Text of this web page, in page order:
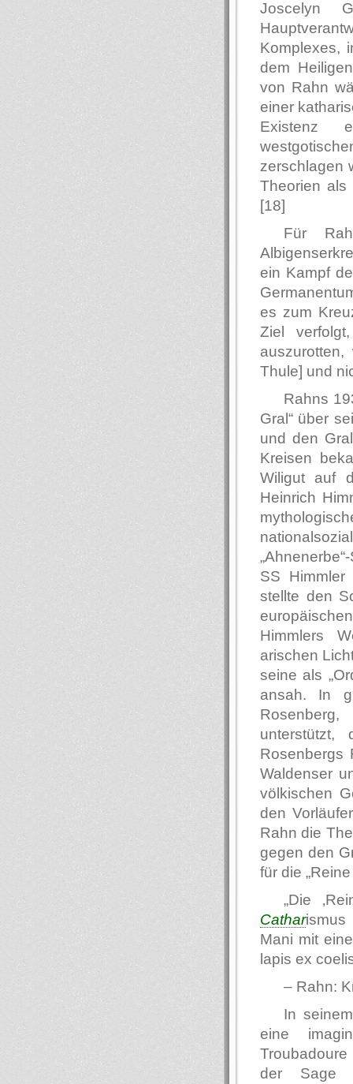
Joscelyn
Komplexes,
dem
von Rahn
einer
Existenz
zerschlagen
Theorien als
[18]
Für
ein Kampf
es zum
Ziel
Thule] und
Rahns
Gral“ über
und den
Kreisen
Wiligut auf
Heinrich
SS
stellte den
Himmlers
arischen
seine als
ansah. In
Rosenbergs
Waldenser
völkischen
den
Rahn die
gegen den
für die
„Die
Catharismus
Mani mit
lapis ex
– Rahn:
In
eine
der Sage